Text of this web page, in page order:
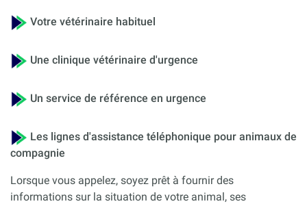
Votre vétérinaire habituel
Une clinique vétérinaire d'urgence
Un service de référence en urgence
Les lignes d'assistance téléphonique pour animaux de
compagnie
Lorsque vous appelez, soyez prêt à fournir des
informations sur la situation de votre animal, ses